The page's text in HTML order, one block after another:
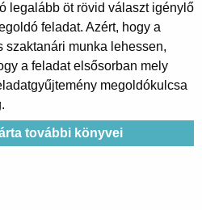
legalább öt rövid választ igénylő
feladat. Azért, hogy a
szaktanári munka lehessen,
a feladat elsősorban mely
megoldókulcsa
további könyvei